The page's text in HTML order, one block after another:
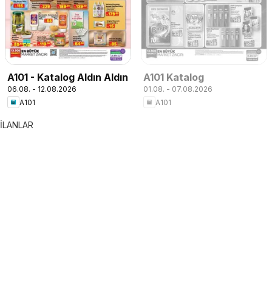
A101 - Katalog Aldın Aldın
06.08. - 12.08.2026
A101
A101 Katalog
01.08. - 07.08.2026
A101
İLANLAR